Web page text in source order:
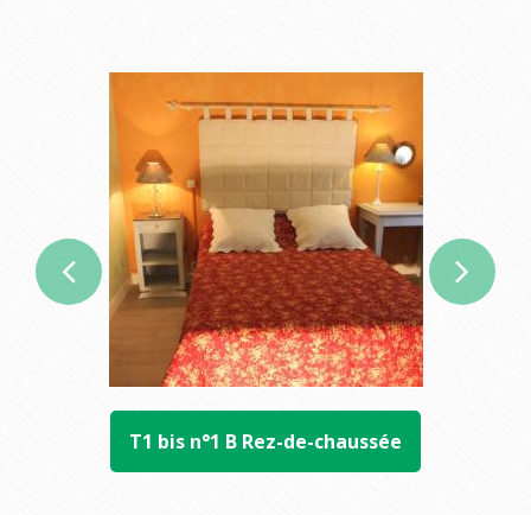
T1 bis n°1 B Rez-de-chaussée